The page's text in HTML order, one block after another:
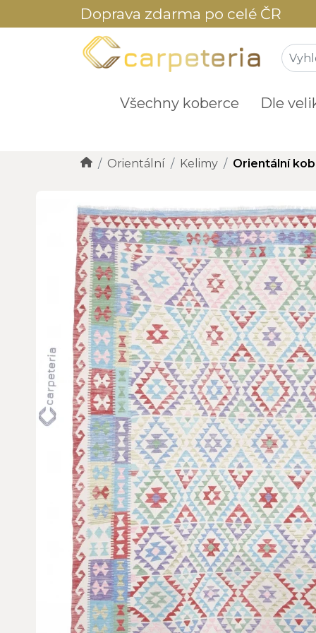
Doprava zdarma po celé ČR
Všechny koberce Dle
Orientální Kelimy Orientální